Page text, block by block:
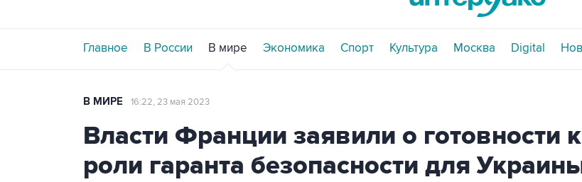
Главное В России В мире Экономика Спорт Культура Москва Digital
В МИРЕ 16:22, 23 мая 2023
Власти Франции заявили о готовности к
роли гаранта безопасности для